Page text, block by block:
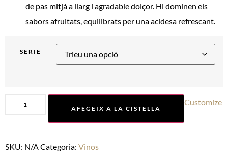
de pas mitjà a llarg i agradable dolçor. Hi dominen els
sabors afruitats, equilibrats per una acidesa refrescant.
SERIE
AFEGEIX A LA CISTELLA
Customize
SKU: N/A Categoria: Vinos